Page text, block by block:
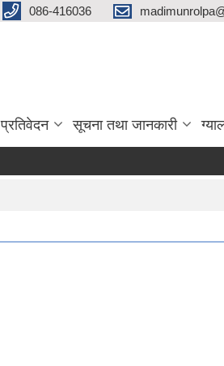
086-416036
प्रतिवेदन सूचना तथा जानकारी